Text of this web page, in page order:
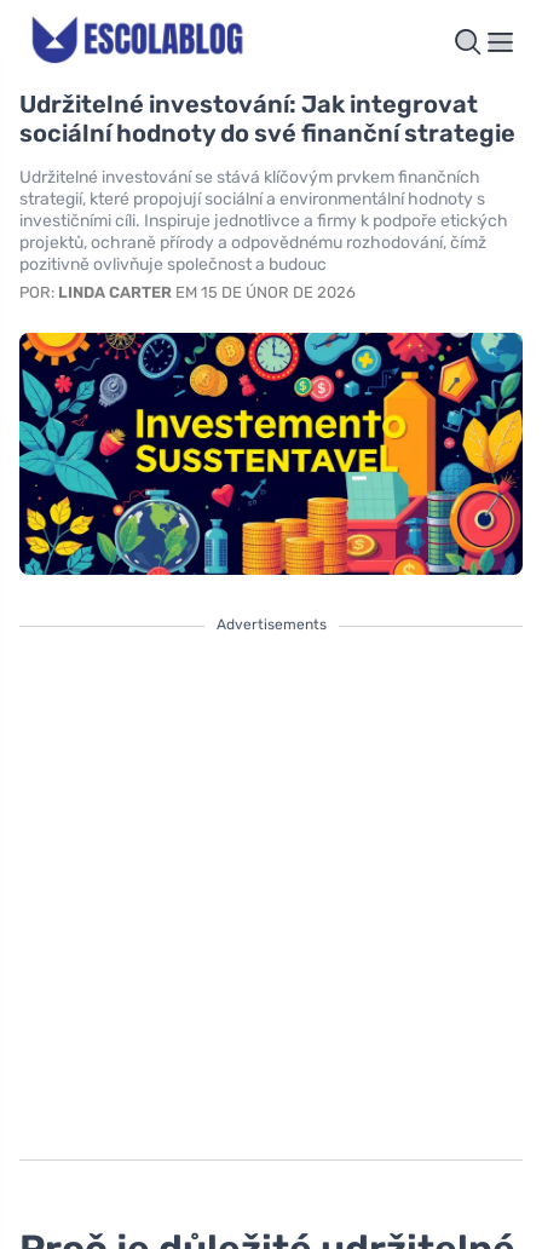
Udržitelné investování: Jak integrovat
sociální hodnoty do své finanční strategie
Udržitelné investování se stává klíčovým prvkem finančních
strategií, které propojují sociální a environmentální hodnoty s
investičními cíli. Inspiruje jednotlivce a firmy k podpoře etických
projektů, ochraně přírody a odpovědnému rozhodování, čímž
pozitivně ovlivňuje společnost a budouc
POR: LINDA CARTER EM 15 DE ÚNOR DE 2026
Advertisements